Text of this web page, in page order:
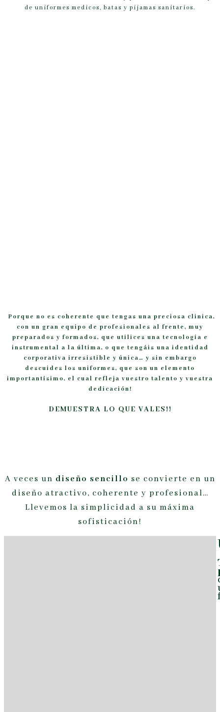
de uniformes medicos, batas y pijamas sanitarios.
Porque no es coherente que tengas una preciosa clinica,
con un gran equipo de profesionales al frente, muy
preparados y formados, que utilices una tecnología e
instrumental a la última, o que tengáis una identidad
corporativa irresistible y única… y sin embargo
descuides los uniformes, que son un elemento
importantísimo, el cual refleja vuestro talento y vuestra
dedicación!
DEMUESTRA LO QUE VALES!!
A veces un diseño sencillo se convierte en un
diseño atractivo, coherente y profesional…
Llevemos la simplicidad a su máxima
sofisticación!